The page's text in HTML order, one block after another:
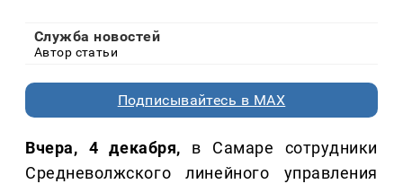
Служба новостей
Автор статьи
Подписывайтесь в MAX
Вчера, 4 декабря, в Самаре сотрудники
Средневолжского линейного управления